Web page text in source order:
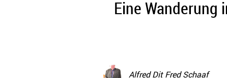
Eine
Alfred Dit Fred Schaaf